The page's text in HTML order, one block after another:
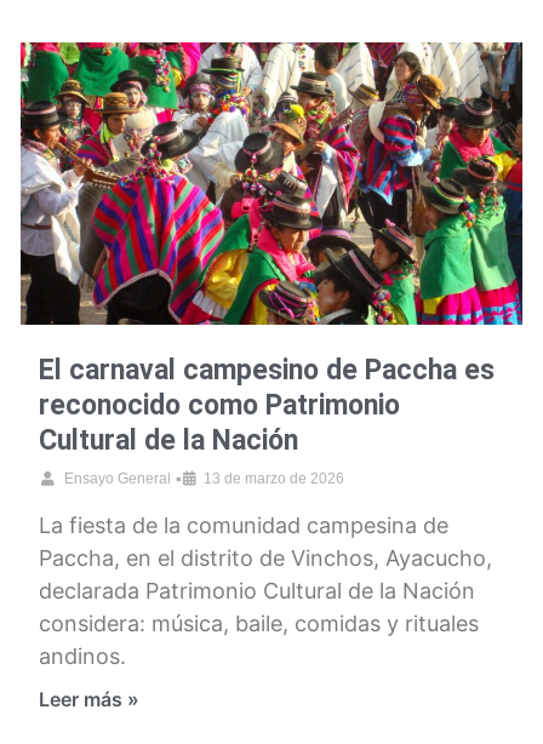
El carnaval campesino de Paccha es
reconocido como Patrimonio
Cultural de la Nación
Ensayo General • 13 de marzo de 2026
La fiesta de la comunidad campesina de
Paccha, en el distrito de Vinchos, Ayacucho,
declarada Patrimonio Cultural de la Nación
considera: música, baile, comidas y rituales
andinos.
Leer más »